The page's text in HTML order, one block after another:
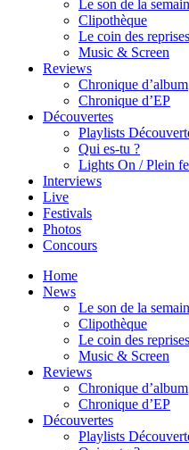
Le son de la
Clipothèque
Le coin des reprises
Music & Screen
Reviews
Chronique d’album
Chronique d’EP
Découvertes
Playlists
Qui es-tu ?
Lights On / Plein
Interviews
Live
Festivals
Photos
Concours
Home
News
Le son de la
Clipothèque
Le coin des reprises
Music & Screen
Reviews
Chronique d’album
Chronique d’EP
Découvertes
Playlists